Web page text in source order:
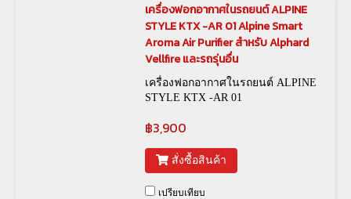
เครื่องฟอกอากาศในรถยนต์ ALPINE
STYLE KTX -AR 01 Alpine Smart
Aroma Air Purifier สำหรับ Alphard
Vellfire และรถรุ่นอื่น
เครื่องฟอกอากาศในรถยนต์ ALPINE
STYLE KTX -AR 01
฿3,900
สั่งซื้อสินค้า
เปรียบเทียบ